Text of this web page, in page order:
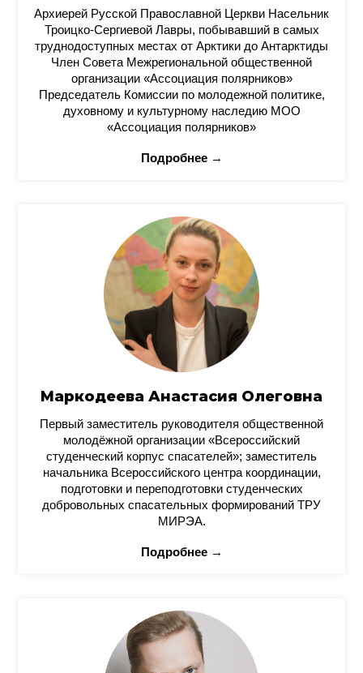
Архиерей Русской Православной Церкви Насельник
Троицко-Сергиевой Лавры, побывавший в самых
труднодоступных местах от Арктики до Антарктиды
Член Совета Межрегиональной общественной
организации «Ассоциация полярников»
Председатель Комиссии по молодежной политике,
духовному и культурному наследию МОО
«Ассоциация полярников»
Подробнее →
Маркодеева Анастасия Олеговна
Первый заместитель руководителя общественной
молодёжной организации «Всероссийский
студенческий корпус спасателей»; заместитель
начальника Всероссийского центра координации,
подготовки и переподготовки студенческих
добровольных спасательных формирований ТРУ
МИРЭА.
Подробнее →